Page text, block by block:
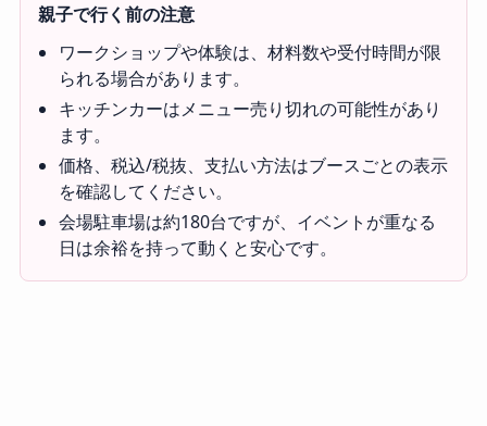
親子で行く前の注意
ワークショップや体験は、材料数や受付時間が限
られる場合があります。
キッチンカーはメニュー売り切れの可能性があり
ます。
価格、税込/税抜、支払い方法はブースごとの表示
を確認してください。
会場駐車場は約180台ですが、イベントが重なる
日は余裕を持って動くと安心です。